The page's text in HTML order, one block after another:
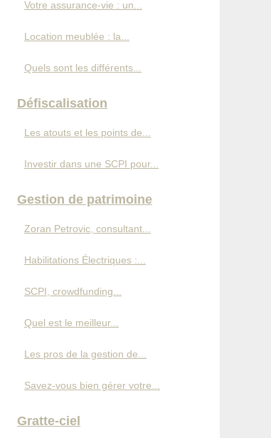
Votre assurance-vie : un...
Location meublée : la...
Quels sont les différents...
Défiscalisation
Les atouts et les points de...
Investir dans une SCPI pour...
Gestion de patrimoine
Zoran Petrovic, consultant...
Habilitations Électriques :...
SCPI, crowdfunding...
Quel est le meilleur...
Les pros de la gestion de...
Savez-vous bien gérer votre...
Gratte-ciel